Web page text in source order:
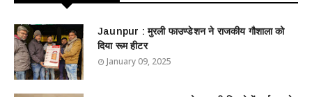
Jaunpur : ​मुरली फाउण्डेशन ने राजकीय गौशाला को
दिया रूम हीटर
January 09, 2025